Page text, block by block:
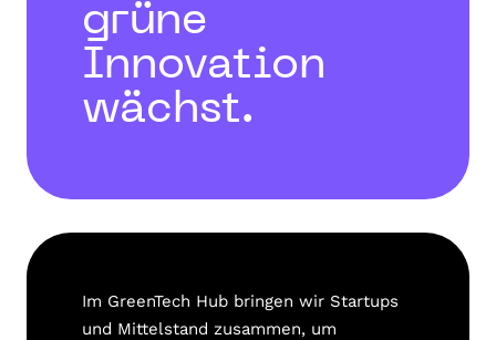
grüne
Innovation
wächst.
Im GreenTech Hub bringen wir Startups
und Mittelstand zusammen, um